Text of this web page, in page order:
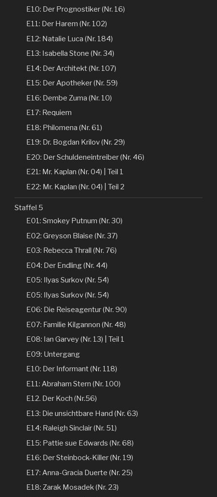
E10: Der Prognostiker (Nr. 16)
E11: Der Harem (Nr. 102)
E12: Natalie Luca (Nr. 184)
E13: Isabella Stone (Nr. 34)
E14: Der Architekt (Nr. 107)
E15: Der Apotheker (Nr. 59)
E16: Dembe Zuma (Nr. 10)
E17: Requiem
E18: Philomena (Nr. 61)
E19: Dr. Bogdan Krilov (Nr. 29)
E20: Der Schuldeneintreiber (Nr. 46)
E21: Mr. Kaplan (Nr. 04) | Teil 1
E22: Mr. Kaplan (Nr. 04) | Teil 2
Staffel 5
E01: Smokey Putnum (Nr. 30)
E02: Greyson Blaise (Nr. 37)
E03: Rebecca Thrall (Nr. 76)
E04: Der Endling (Nr. 44)
E05: Ilyas Surkov (Nr. 54)
E05: Ilyas Surkov (Nr. 54)
E06: Die Reiseagentur (Nr. 90)
E07: Familie Kilgannon (Nr. 48)
E08: Ian Garvey (Nr. 13) | Teil 1
E09: Untergang
E10: Der Informant (Nr. 118)
E11: Abraham Stern (Nr. 100)
E12. Der Koch (Nr.56)
E13: Die unsichtbare Hand (Nr. 63)
E14: Raleigh Sinclair (Nr. 51)
E15: Pattie sue Edwards (Nr. 68)
E16: Der Steinbock-Killer (Nr. 19)
E17: Anna-Gracia Duerte (Nr. 25)
E18: Zarak Mosadek (Nr. 23)